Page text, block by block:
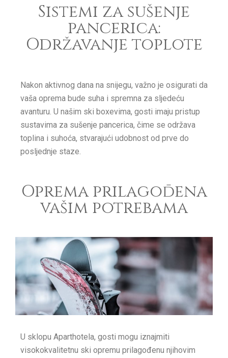
Sistemi za sušenje
pancerica:
Održavanje toplote
Nakon aktivnog dana na snijegu, važno je osigurati da
vaša oprema bude suha i spremna za sljedeću
avanturu. U našim ski boxevima, gosti imaju pristup
sustavima za sušenje pancerica, čime se održava
toplina i suhoća, stvarajući udobnost od prve do
posljednje staze.
Oprema prilagođena
vašim potrebama
U sklopu Aparthotela, gosti mogu iznajmiti
visokokvalitetnu ski opremu prilagođenu njihovim